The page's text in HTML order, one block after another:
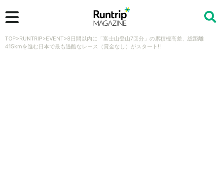
検索
TOP>RUNTRIP>EVENT>8日間以内に「富士山登山7回分」の累積標高差、総距離
415kmを進む日本で最も過酷なレース（賞金なし）がスタート!!